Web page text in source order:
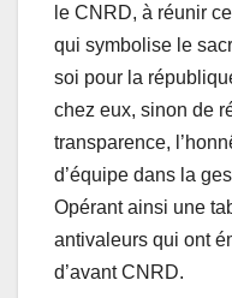
le CNRD, à réunir
qui symbolise le
soi pour la
chez eux, sinon de
transparence,
d’équipe dans la
Opérant ainsi une
antivaleurs qui ont
d’avant CNRD.